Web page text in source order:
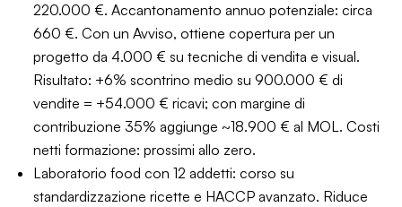
220.000 €. Accantonamento annuo potenziale: circa
660 €. Con un Avviso, ottiene copertura per un
progetto da 4.000 € su tecniche di vendita e visual.
Risultato: +6% scontrino medio su 900.000 € di
vendite = +54.000 € ricavi; con margine di
contribuzione 35% aggiunge ~18.900 € al MOL. Costi
netti formazione: prossimi allo zero.
Laboratorio food con 12 addetti: corso su
standardizzazione ricette e HACCP avanzato. Riduce